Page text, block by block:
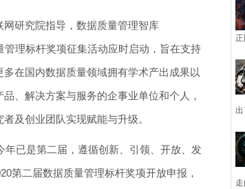
研究院指导，数据质量管理智库
管理标杆奖项征集活动应时启动，旨在支持
在国内数据质量领域拥有学术产出成果以
、解决方案与服务的企事业单位和个人，
及创业团队实现赋能与升级。
已是第二届，遵循创新、引领、开放、发
第二届数据质量管理标杆奖项开放申报，
正
出